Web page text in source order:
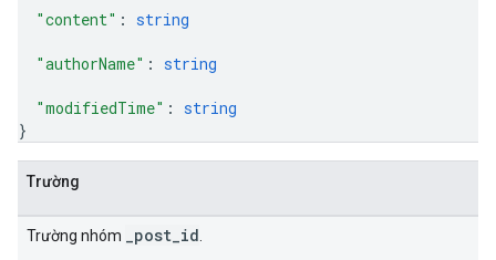
"content" : string
"authorName" : string
"modifiedTime" : string
}
Trường
Trường nhóm _post_id